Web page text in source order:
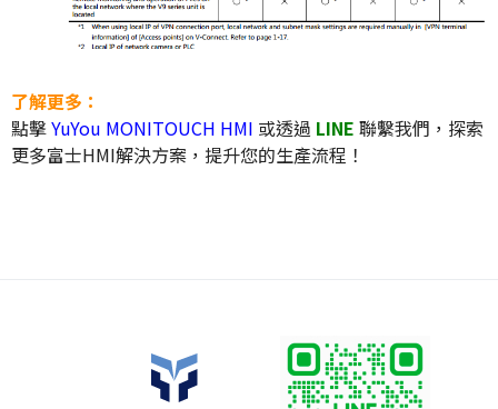
了解更多：
點擊YuYou MONITOUCH HMI 或透過 LINE 聯繫我們，探索
更多富士HMI解決方案，提升您的生產流程！